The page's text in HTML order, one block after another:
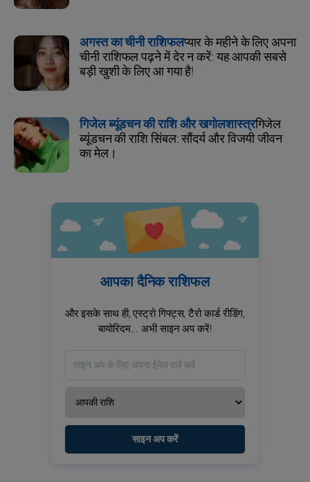
अगस्त का चीनी राशिफलप्यार के महीने के लिए अपना
चीनी राशिफल पढ़ने में देर न करें: यह आपकी सबसे
बड़ी खुशी के लिए आ गया है!
गिजेल ब्यूंडचन की राशि और खगोलशास्त्रगिजेल
ब्यूंडचन की राशि सिंबल: सौंदर्य और विजयी जीवन
का मेल।
आपका दैनिक राशिफल
और इसके साथ ही, एस्ट्रो गिफ्ट्स, टैरो कार्ड रीडिंग,
बायोरिदम... अभी साइन अप करें!
साइन अप करें